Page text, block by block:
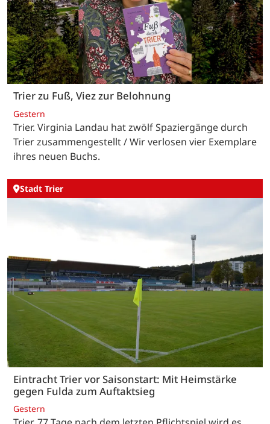
Trier zu Fuß, Viez zur Belohnung
Gestern
Trier. Virginia Landau hat zwölf Spaziergänge durch
Trier zusammengestellt / Wir verlosen vier Exemplare
ihres neuen Buchs.
Stadt Trier
Eintracht Trier vor Saisonstart: Mit Heimstärke
gegen Fulda zum Auftaktsieg
Gestern